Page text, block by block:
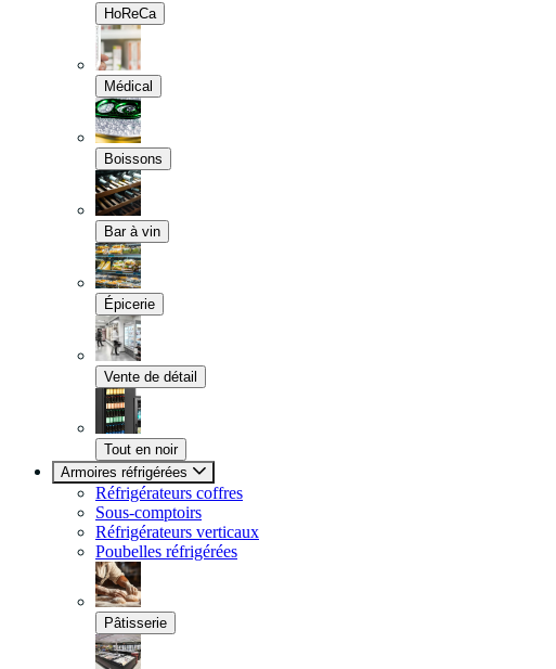
HoReCa
Médical
Boissons
Bar à vin
Épicerie
Vente de détail
Tout en noir
Armoires réfrigérées
Réfrigérateurs coffres
Sous-comptoirs
Réfrigérateurs verticaux
Poubelles réfrigérées
Pâtisserie